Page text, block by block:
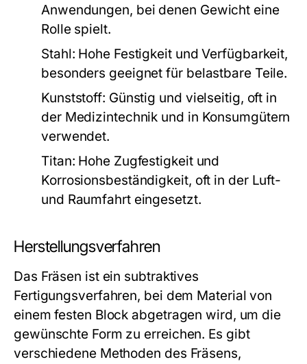
Anwendungen, bei denen Gewicht eine
Rolle spielt.
Stahl: Hohe Festigkeit und Verfügbarkeit,
besonders geeignet für belastbare Teile.
Kunststoff: Günstig und vielseitig, oft in
der Medizintechnik und in Konsumgütern
verwendet.
Titan: Hohe Zugfestigkeit und
Korrosionsbeständigkeit, oft in der Luft-
und Raumfahrt eingesetzt.
Herstellungsverfahren
Das Fräsen ist ein subtraktives
Fertigungsverfahren, bei dem Material von
einem festen Block abgetragen wird, um die
gewünschte Form zu erreichen. Es gibt
verschiedene Methoden des Fräsens,